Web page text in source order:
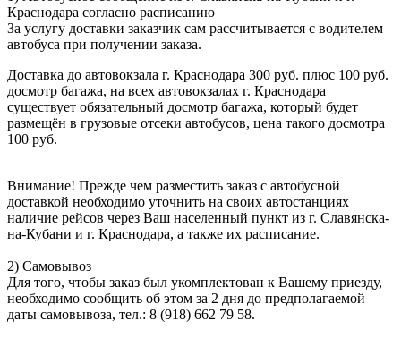
Краснодара согласно расписанию
За услугу доставки заказчик сам рассчитывается с водителем
автобуса при получении заказа.
Доставка до автовокзала г. Краснодара 300 руб. плюс 100 руб.
досмотр багажа, на всех автовокзалах г. Краснодара
существует обязательный досмотр багажа, который будет
размещён в грузовые отсеки автобусов, цена такого досмотра
100 руб.
Внимание! Прежде чем разместить заказ с автобусной
доставкой необходимо уточнить на своих автостанциях
наличие рейсов через Ваш населенный пункт из г. Славянска-
на-Кубани и г. Краснодара, а также их расписание.
2) Самовывоз
Для того, чтобы заказ был укомплектован к Вашему приезду,
необходимо сообщить об этом за 2 дня до предполагаемой
даты самовывоза, тел.: 8 (918) 662 79 58.